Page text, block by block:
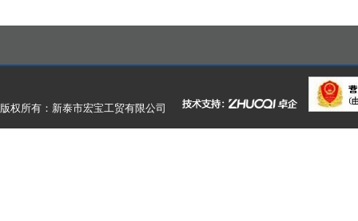
版权所有：新泰市宏宝工贸有限公司